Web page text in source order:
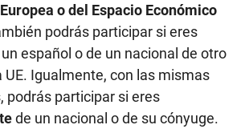
o del Espacio Económico
podrás participar si eres
español o de un nacional de otro
UE. Igualmente, con las mismas
podrás participar si eres
de un nacional o de su cónyuge.